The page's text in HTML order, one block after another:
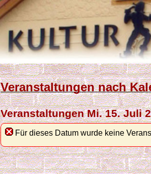
Veranstaltungen nach
Veranstaltungen Mi. 15. Juli
Für dieses Datum wurde keine